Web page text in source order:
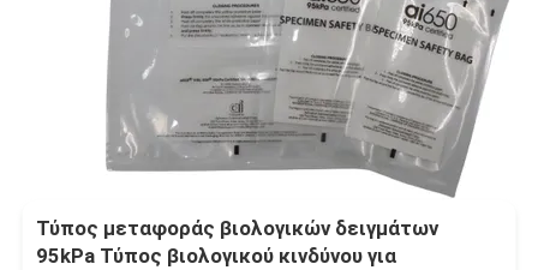
Τύπος μεταφοράς βιολογικών δειγμάτων
95kPa Τύπος βιολογικού κινδύνου για